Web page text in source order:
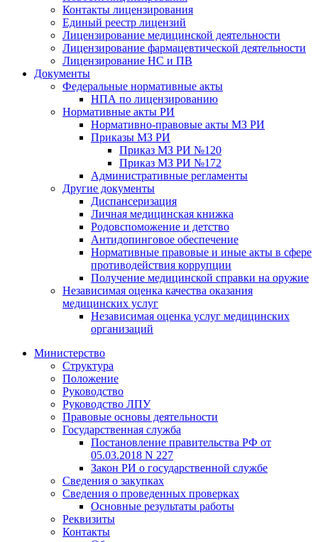
Контакты лицензирования
Единый реестр лицензий
Лицензирование медицинской деятельности
Лицензирование фармацевтической деятельности
Лицензирование НС и ПВ
Документы
Федеральные нормативные акты
НПА по лицензированию
Нормативные акты РИ
Нормативно-правовые акты МЗ РИ
Приказы МЗ РИ
Приказ МЗ РИ №120
Приказ МЗ РИ №172
Административные регламенты
Другие документы
Диспансеризация
Личная медицинская книжка
Родовспоможение и детство
Антидопинговое обеспечение
Нормативные правовые и иные акты в сфере
противодействия коррупции
Получение медицинской справки на оружие
Независимая оценка качества оказания
медицинских услуг
Независимая оценка услуг медицинскиx
организаций
Министерство
Структура
Положение
Руководство
Руководство ЛПУ
Правовые основы деятельности
Государственная служба
Постановление правительства РФ от
05.03.2018 N 227
Закон РИ о государственной службе
Сведения о закупках
Сведения о проведенных проверках
Основные результаты работы
Реквизиты
Контакты